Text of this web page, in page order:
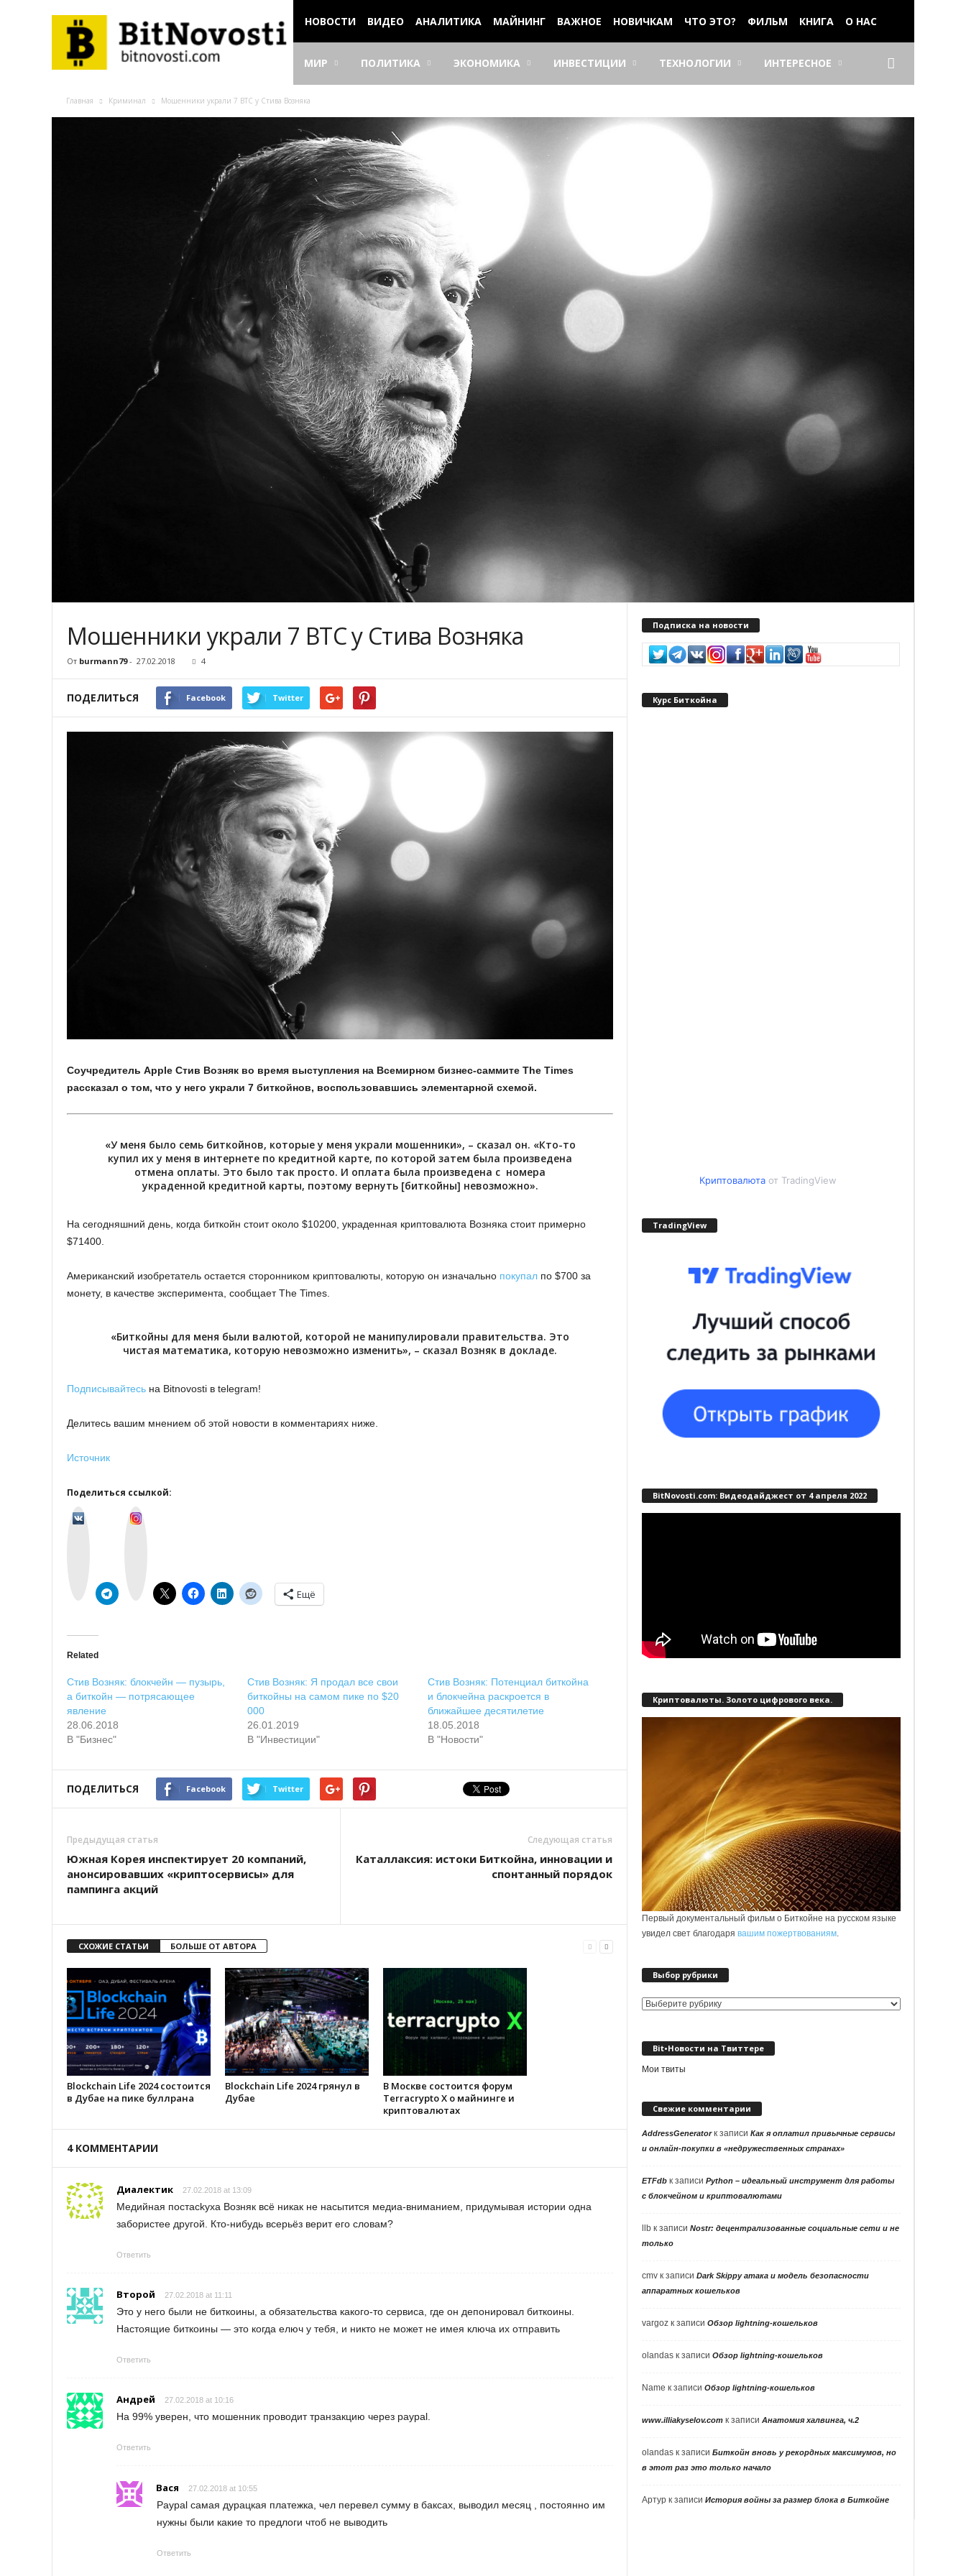
НОВОСТИ ВИДЕО АНАЛИТИКА МАЙНИНГ ВАЖНОЕ НОВИЧКАМ ЧТО ЭТО? ФИЛЬМ КНИГА О НАС
МИР ПОЛИТИКА ЭКОНОМИКА ИНВЕСТИЦИИ ТЕХНОЛОГИИ ИНТЕРЕСНОЕ
Главная Криминал Мошенники украли 7 BTC у Стива Возняка
Мошенники украли 7 BTC у Стива Возняка
От burmann79- 27.02.2018 4
ПОДЕЛИТЬСЯ Facebook Twitter
Соучредитель Apple Стив Возняк во время выступления на Всемирном бизнес-саммите The Times
рассказал о том, что у него украли 7 биткойнов, воспользовавшись элементарной схемой.
«У меня было семь биткойнов, которые у меня украли мошенники», – сказал он. «Кто-то
купил их у меня в интернете по кредитной карте, по которой затем была произведена
отмена оплаты. Это было так просто. И оплата была произведена с номера
украденной кредитной карты, поэтому вернуть [биткойны] невозможно».
На сегодняшний день, когда биткойн стоит около $10200, украденная криптовалюта Возняка стоит примерно
$71400.
Американский изобретатель остается сторонником криптовалюты, которую он изначально покупал по $700 за
монету, в качестве эксперимента, сообщает The Times.
«Биткойны для меня были валютой, которой не манипулировали правительства. Это
чистая математика, которую невозможно изменить», – сказал Возняк в докладе.
Подписывайтесь на Bitnovosti в telegram!
Делитесь вашим мнением об этой новости в комментариях ниже.
Источник
Поделиться ссылкой:
Ещё
Related
Стив Возняк: блокчейн — пузырь,
а биткойн — потрясающее
явление
28.06.2018
В "Бизнес"
Стив Возняк: Я продал все свои
биткойны на самом пике по $20
000
26.01.2019
В "Инвестиции"
Стив Возняк: Потенциал биткойна
и блокчейна раскроется в
ближайшее десятилетие
18.05.2018
В "Новости"
ПОДЕЛИТЬСЯ Facebook Twitter
Предыдущая статья
Южная Корея инспектирует 20 компаний,
анонсировавших «криптосервисы» для
пампинга акций
Следующая статья
Каталлаксия: истоки Биткойна, инновации и
спонтанный порядок
СХОЖИЕ СТАТЬИ БОЛЬШЕ ОТ АВТОРА
Blockchain Life 2024 состоится
в Дубае на пике буллрана
Blockchain Life 2024 грянул в
Дубае
В Москве состоится форум
Terracrypto X о майнинге и
криптовалютах
4 КОММЕНТАРИИ
Диалектик 27.02.2018 at 13:09
Медийная постасkyxа Возняк всё никак не насытится медиа-вниманием, придумывая истории одна
забористее другой. Кто-нибудь всерьёз верит его словам?
Ответить
Второй 27.02.2018 at 11:11
Это у него были не биткоины, а обязательства какого-то сервиса, где он депонировал биткоины.
Настоящие биткоины — это когда елюч у тебя, и никто не может не имея ключа их отправить
Ответить
Андрей 27.02.2018 at 10:16
На 99% уверен, что мошенник проводит транзакцию через paypal.
Ответить
Вася 27.02.2018 at 10:55
Paypal самая дурацкая платежка, чел перевел сумму в баксах, выводил месяц , постоянно им
нужны были какие то предлоги чтоб не выводить
Ответить
Подписка на новости
Курс Биткойна
Криптовалютаот TradingView
TradingView
BitNovosti.com: Видеодайджест от 4 апреля 2022
Криптовалюты. Золото цифрового века.
Первый документальный фильм о Биткойне на русском языке
увидел свет благодарявашим пожертвованиям.
Выбор рубрики
Выбор
Bit•Новости на Твиттере
Мои твиты
Свежие комментарии
AddressGeneratorк записиКак я оплатил привычные сервисы
и онлайн-покупки в «недружественных странах»
ETFdb к записиPython – идеальный инструмент для работы
с блокчейном и криптовалютами
llb к записиNostr: децентрализованные социальные сети и не
только
cmv к записиDark Skippy атака и модель безопасности
аппаратных кошельков
vargoz к записиОбзор lightning-кошельков
olandas к записиОбзор lightning-кошельков
Name к записиОбзор lightning-кошельков
www.illiakyselov.com к записиАнатомия халвинга, ч.2
olandas к записиБиткойн вновь у рекордных максимумов, но
в этот раз это только начало
Артур к записиИстория войны за размер блока в Биткойне